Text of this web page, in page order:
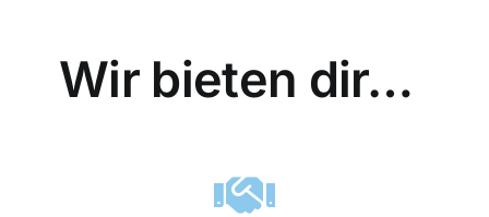
Wir bieten dir…